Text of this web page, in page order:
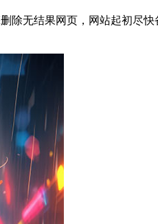
除无结果网页，网站起初尽